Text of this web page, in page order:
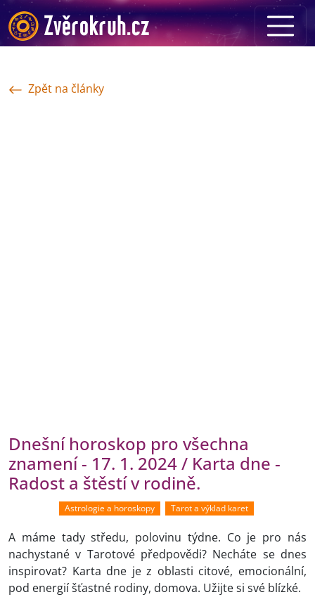
Zpět na články
Dnešní horoskop pro všechna
znamení - 17. 1. 2024 / Karta dne -
Radost a štěstí v rodině.
Astrologie a horoskopy Tarot a výklad karet
A máme tady středu, polovinu týdne. Co je pro nás
nachystané v Tarotové předpovědi? Necháte se dnes
inspirovat? Karta dne je z oblasti citové, emocionální,
pod energií šťastné rodiny, domova. Užijte si své blízké.